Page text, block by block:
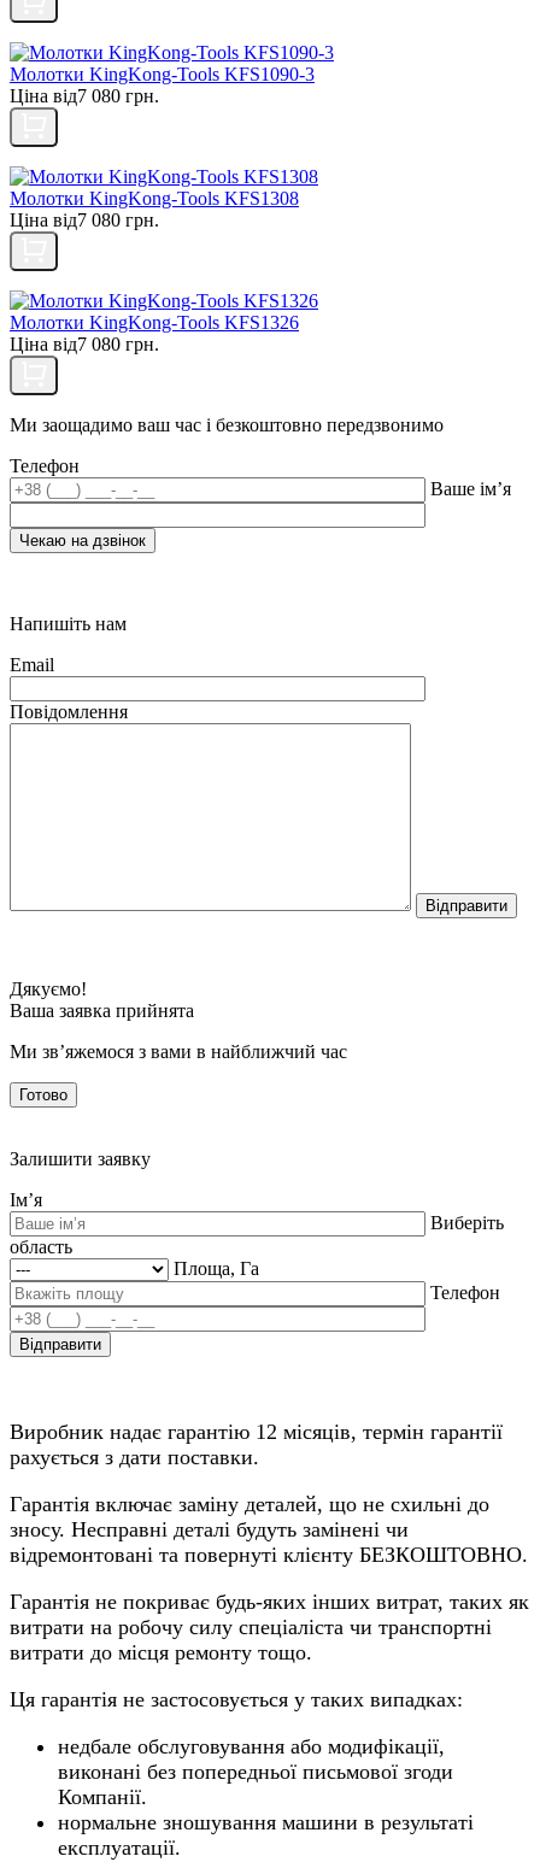
Молотки KingKong-Tools KFS1090-3
Ціна від7 080 грн.
Молотки KingKong-Tools KFS1308
Ціна від7 080 грн.
Молотки KingKong-Tools KFS1326
Ціна від7 080 грн.
Ми заощадимо ваш час і безкоштовно передзвонимо
Телефон
Ваше ім’я
Напишіть нам
Email
Повідомлення
Дякуємо!
Ваша заявка прийнята
Ми зв’яжемося з вами в найближчий час
Готово
Залишити заявку
Ім’я
Виберіть
область
Площа, Га
Телефон
Виробник надає гарантію 12 місяців, термін гарантії
рахується з дати поставки.
Гарантія включає заміну деталей, що не схильні до
зносу. Несправні деталі будуть замінені чи
відремонтовані та повернуті клієнту БЕЗКОШТОВНО.
Гарантія не покриває будь-яких інших витрат, таких як
витрати на робочу силу спеціаліста чи транспортні
витрати до місця ремонту тощо.
Ця гарантія не застосовується у таких випадках:
недбале обслуговування або модифікації,
виконані без попередньої письмової згоди
Компанії.
нормальне зношування машини в результаті
експлуатації.